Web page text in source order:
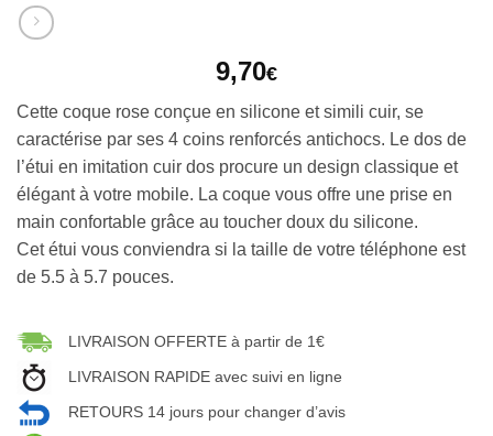
9,70€
Cette coque rose conçue en silicone et simili cuir, se
caractérise par ses 4 coins renforcés antichocs. Le dos de
l’étui en imitation cuir dos procure un design classique et
élégant à votre mobile. La coque vous offre une prise en
main confortable grâce au toucher doux du silicone.
Cet étui vous conviendra si la taille de votre téléphone est
de 5.5 à 5.7 pouces.
LIVRAISON OFFERTE à partir de 1€
LIVRAISON RAPIDE avec suivi en ligne
RETOURS 14 jours pour changer d’avis